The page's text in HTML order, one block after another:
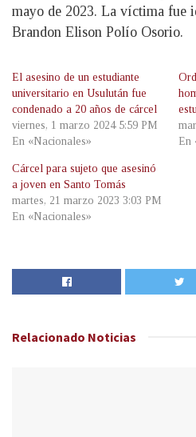
mayo de 2023. La víctima fue
Brandon Elison Polío Osorio.
El asesino de un estudiante
universitario en Usulután fue
condenado a 20 años de cárcel
viernes, 1 marzo 2024 5:59 PM
En «Nacionales»
En
Cárcel para sujeto que asesinó
a joven en Santo Tomás
martes, 21 marzo 2023 3:03 PM
En «Nacionales»
Relacionado Noticias